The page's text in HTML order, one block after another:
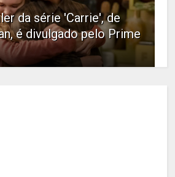
da série 'Carrie', de
é divulgado pelo Prime